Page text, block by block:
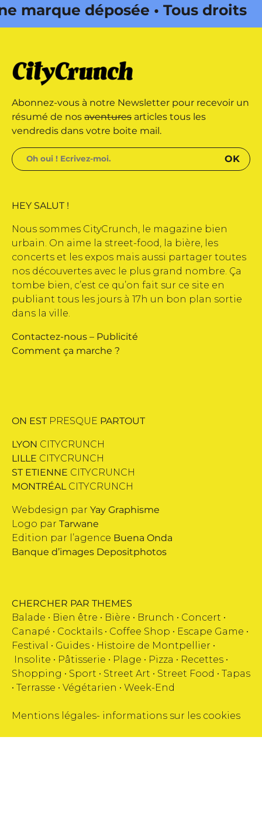
déposée • Tous droits
déposée • Tous droits
par Buena Onda Web •
Abonnez-vous à notre Newsletter pour recevoir un
résumé de nos aventures articles tous les
vendredis dans votre boite mail.
HEY SALUT !
Nous sommes CityCrunch, le magazine bien
urbain. On aime la street-food, la bière, les
concerts et les expos mais aussi partager toutes
nos découvertes avec le plus grand nombre. Ça
tombe bien, c’est ce qu’on fait sur ce site en
publiant tous les jours à 17h un bon plan sortie
dans la ville.
Contactez-nous – Publicité
Comment ça marche ?
ON EST PRESQUE PARTOUT
LYON CITYCRUNCH
LILLE CITYCRUNCH
ST ETIENNE CITYCRUNCH
MONTRÉALCITYCRUNCH
Webdesign par Yay Graphisme
Logo par Tarwane
Edition par l’agence Buena Onda
Banque d’images Depositphotos
CHERCHER PAR THEMES
Balade • Bien être • Bière • Brunch • Concert •
Canapé • Cocktails • Coffee Shop • Escape Game •
Festival
• Guides • Histoire de Montpellier •
Insolite • Pâtisserie • Plage • Pizza • Recettes •
Shopping • Sport • Street Art • Street Food • Tapas
• Terrasse • Végétarien • Week-End
Mentions légales- informations sur les cookies